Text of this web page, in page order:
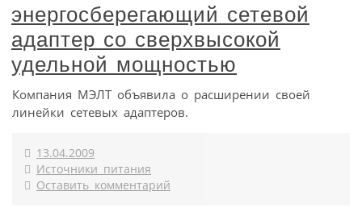
энергосберегающий сетевой
адаптер со сверхвысокой
удельной мощностью
Компания МЭЛТ объявила о расширении своей
линейки сетевых адаптеров.
13.04.2009
Источники питания
Оставить комментарий